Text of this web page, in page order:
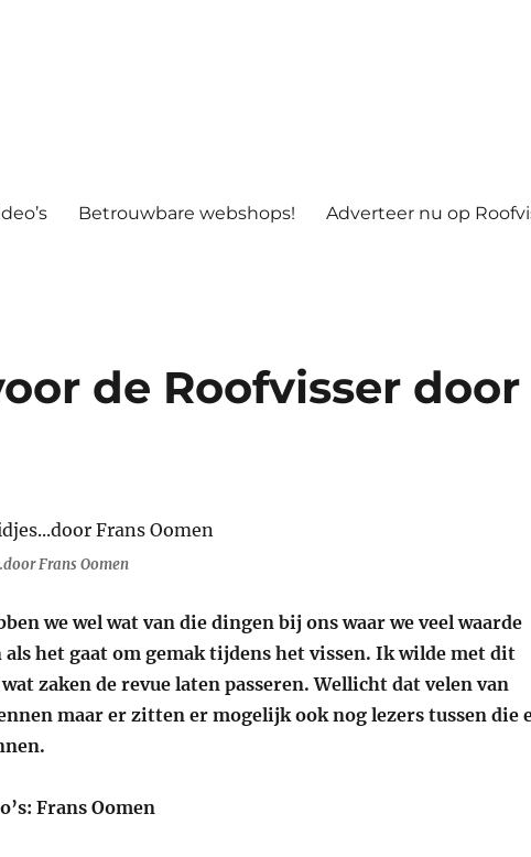
Betrouwbare webshops! Adverteer nu op
de Roofvisser door
Frans Oomen
we wel wat van die dingen bij ons waar we veel waarde
als het gaat om gemak tijdens het vissen. Ik wilde met dit
zaken de revue laten passeren. Wellicht dat velen van
maar er zitten er mogelijk ook nog lezers tussen die
Frans Oomen